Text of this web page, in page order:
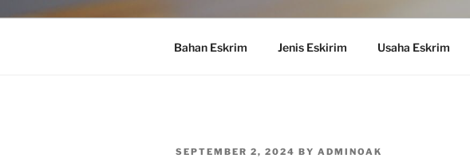
Bahan Eskrim Jenis Eskirim Usaha Eskrim
POSTED
SEPTEMBER 2, 2024 BY ADMINOAK